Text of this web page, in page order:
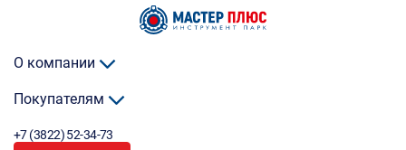
О компании
Покупателям
+7 (3822) 52-34-73